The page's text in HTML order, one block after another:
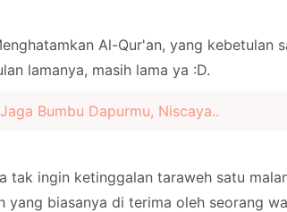
Al-Qur'an, yang kebetulan
lamanya, masih lama ya :D.
Jaga Bumbu Dapurmu, Niscaya..
tak ingin ketinggalan taraweh satu
yang biasanya di terima oleh seorang